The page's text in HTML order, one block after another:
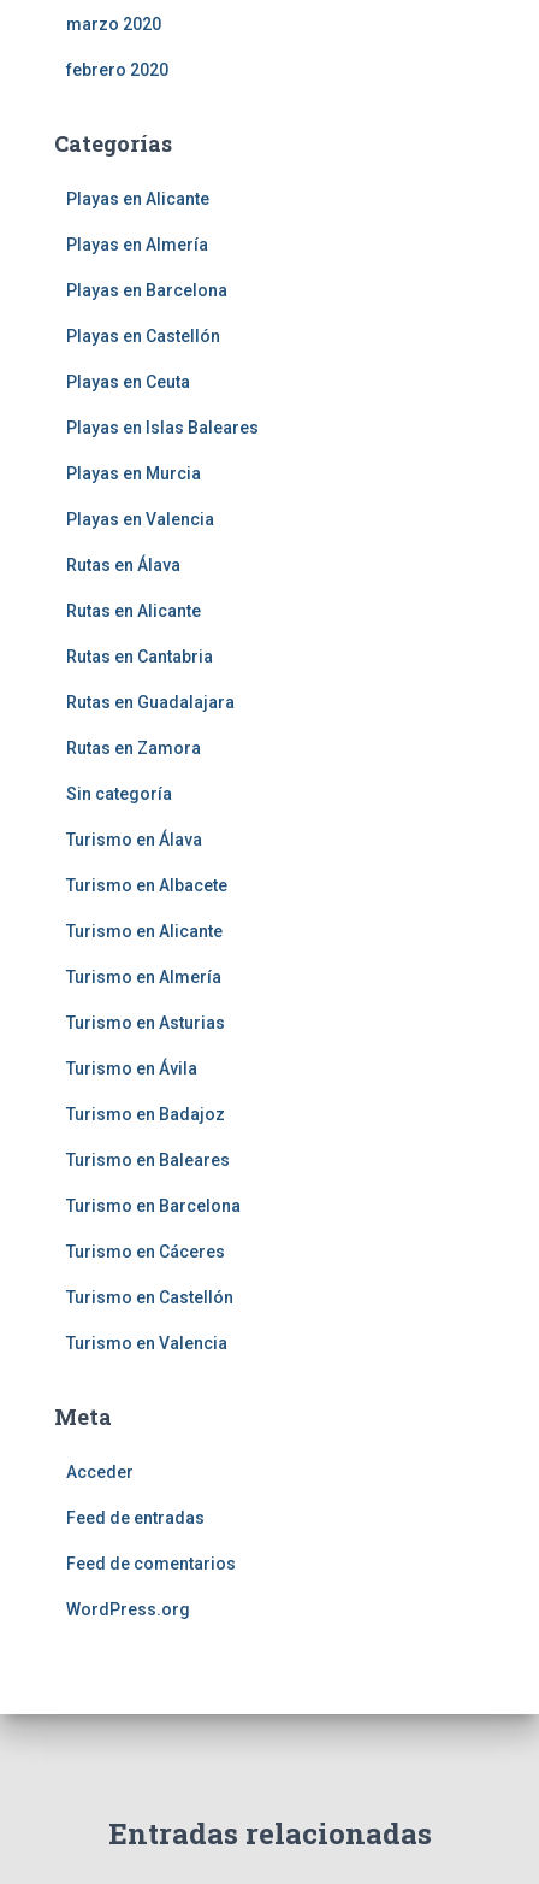
marzo 2020
febrero 2020
Categorías
Playas en Alicante
Playas en Almería
Playas en Barcelona
Playas en Castellón
Playas en Ceuta
Playas en Islas Baleares
Playas en Murcia
Playas en Valencia
Rutas en Álava
Rutas en Alicante
Rutas en Cantabria
Rutas en Guadalajara
Rutas en Zamora
Sin categoría
Turismo en Álava
Turismo en Albacete
Turismo en Alicante
Turismo en Almería
Turismo en Asturias
Turismo en Ávila
Turismo en Badajoz
Turismo en Baleares
Turismo en Barcelona
Turismo en Cáceres
Turismo en Castellón
Turismo en Valencia
Meta
Acceder
Feed de entradas
Feed de comentarios
WordPress.org
Entradas relacionadas